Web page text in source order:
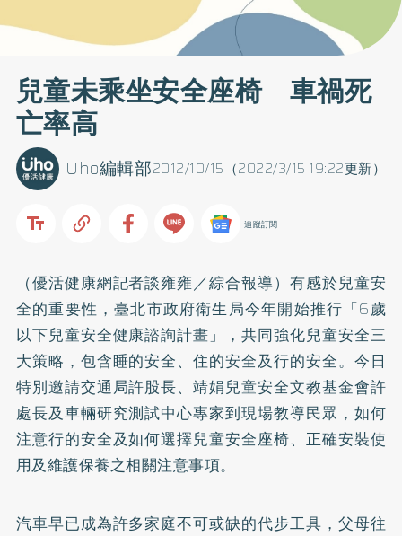
兒童未乘坐安全座椅 車禍死
亡率高
2012/10/15（2022/3/15 19:22更新）
Uho編輯部
追蹤訂閱
（優活健康網記者談雍雍／綜合報導）有感於兒童安
全的重要性，臺北市政府衛生局今年開始推行「6歲
以下兒童安全健康諮詢計畫」，共同強化兒童安全三
大策略，包含睡的安全、住的安全及行的安全。今日
特別邀請交通局許股長、靖娟兒童安全文教基金會許
處長及車輛研究測試中心專家到現場教導民眾，如何
注意行的安全及如何選擇兒童安全座椅、正確安裝使
用及維護保養之相關注意事項。
汽車早已成為許多家庭不可或缺的代步工具，父母往